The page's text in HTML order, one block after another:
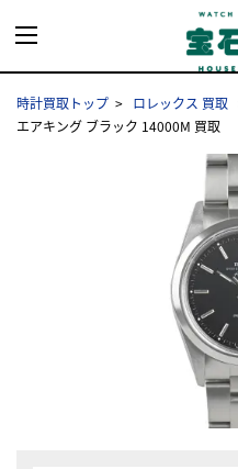
時計買取トップ ロレックス 買取
エアキング ブラック 14000M 買取